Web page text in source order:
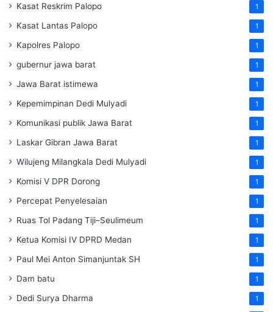
Kasat Reskrim Palopo 1
Kasat Lantas Palopo 1
Kapolres Palopo 1
gubernur jawa barat 1
Jawa Barat istimewa 1
Kepemimpinan Dedi Mulyadi 1
Komunikasi publik Jawa Barat 1
Laskar Gibran Jawa Barat 1
Wilujeng Milangkala Dedi Mulyadi 1
Komisi V DPR Dorong 1
Percepat Penyelesaian 1
Ruas Tol Padang Tiji–Seulimeum 1
Ketua Komisi IV DPRD Medan 1
Paul Mei Anton Simanjuntak SH 1
Dam batu 1
Dedi Surya Dharma 1